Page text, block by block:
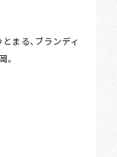
まる、ブランディ
。